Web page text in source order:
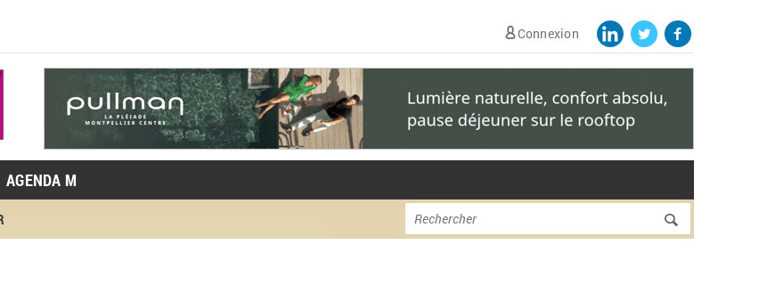
Connexion
AGENDA M
Formulaire de
Rechercher